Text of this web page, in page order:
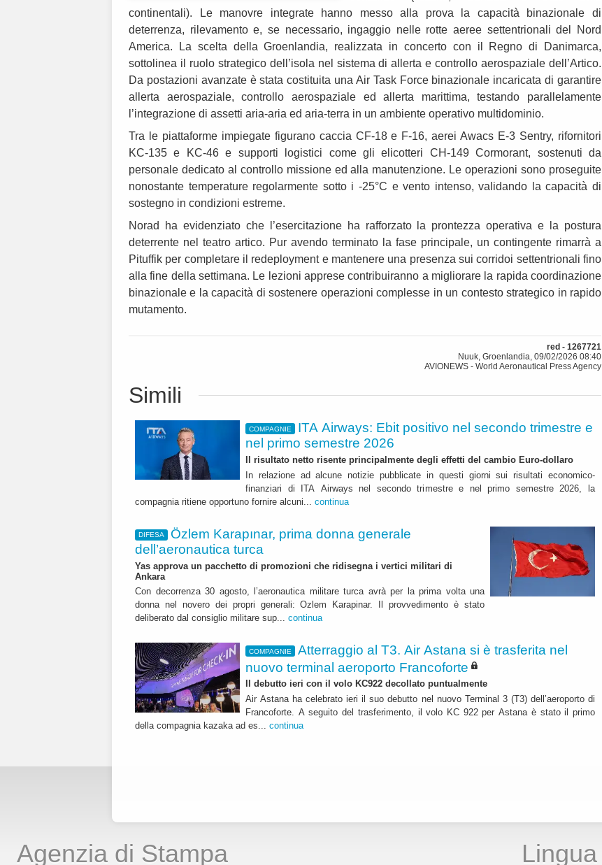
continentali). Le manovre integrate hanno messo alla prova la capacità binazionale di
deterrenza, rilevamento e, se necessario, ingaggio nelle rotte aeree settentrionali del Nord
America. La scelta della Groenlandia, realizzata in concerto con il Regno di Danimarca,
sottolinea il ruolo strategico dell’isola nel sistema di allerta e controllo aerospaziale dell’Artico.
Da postazioni avanzate è stata costituita una Air Task Force binazionale incaricata di garantire
allerta aerospaziale, controllo aerospaziale ed allerta marittima, testando parallelamente
l’integrazione di assetti aria-aria ed aria-terra in un ambiente operativo multidominio.
Tra le piattaforme impiegate figurano caccia CF-18 e F-16, aerei Awacs E-3 Sentry, rifornitori
KC-135 e KC-46 e supporti logistici come gli elicotteri CH-149 Cormorant, sostenuti da
personale dedicato al controllo missione ed alla manutenzione. Le operazioni sono proseguite
nonostante temperature regolarmente sotto i -25°C e vento intenso, validando la capacità di
sostegno in condizioni estreme.
Norad ha evidenziato che l’esercitazione ha rafforzato la prontezza operativa e la postura
deterrente nel teatro artico. Pur avendo terminato la fase principale, un contingente rimarrà a
Pituffik per completare il redeployment e mantenere una presenza sui corridoi settentrionali fino
alla fine della settimana. Le lezioni apprese contribuiranno a migliorare la rapida coordinazione
binazionale e la capacità di sostenere operazioni complesse in un contesto strategico in rapido
mutamento.
red - 1267721
Nuuk, Groenlandia, 09/02/2026 08:40
AVIONEWS - World Aeronautical Press Agency
Simili
COMPAGNIE
ITA Airways: Ebit positivo nel secondo trimestre e
nel primo semestre 2026
Il risultato netto risente principalmente degli effetti del cambio Euro-dollaro
In relazione ad alcune notizie pubblicate in questi giorni sui risultati economico-
finanziari di ITA Airways nel secondo trimestre e nel primo semestre 2026, la
compagnia ritiene opportuno fornire alcuni... continua
DIFESA
Özlem Karapınar, prima donna generale
dell’aeronautica turca
Yas approva un pacchetto di promozioni che ridisegna i vertici militari di
Ankara
Con decorrenza 30 agosto, l’aeronautica militare turca avrà per la prima volta una
donna nel novero dei propri generali: Ozlem Karapinar. Il provvedimento è stato
deliberato dal consiglio militare sup... continua
COMPAGNIE
Atterraggio al T3. Air Astana si è trasferita nel
nuovo terminal aeroporto Francoforte
Il debutto ieri con il volo KC922 decollato puntualmente
Air Astana ha celebrato ieri il suo debutto nel nuovo Terminal 3 (T3) dell’aeroporto di
Francoforte. A seguito del trasferimento, il volo KC 922 per Astana è stato il primo
della compagnia kazaka ad es... continua
Agenzia di Stampa Lingua